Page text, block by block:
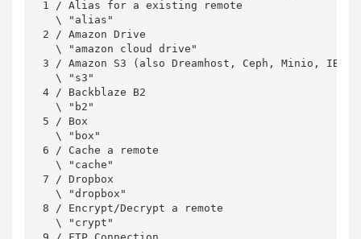
1 / Alias for a existing remote
   \ "alias"
2 / Amazon Drive
   \ "amazon cloud drive"
3 / Amazon S3 (also Dreamhost, Ceph, Minio, IBM
   \ "s3"
4 / Backblaze B2
   \ "b2"
5 / Box
   \ "box"
6 / Cache a remote
   \ "cache"
7 / Dropbox
   \ "dropbox"
8 / Encrypt/Decrypt a remote
   \ "crypt"